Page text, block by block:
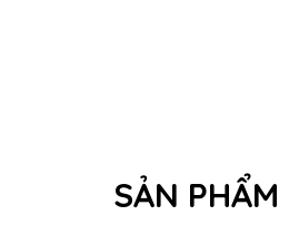
SẢN PHẨM